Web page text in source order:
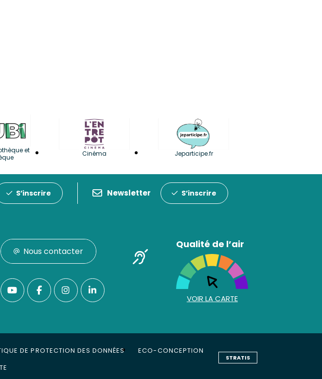
et
Cinéma Jeparticipe.fr
S’inscrire Newsletter S’inscrire
Nous contacter
Qualité de l’air
VOIR LA CARTE
DE PROTECTION DES DONNÉES
ECO-CONCEPTION
STRATIS